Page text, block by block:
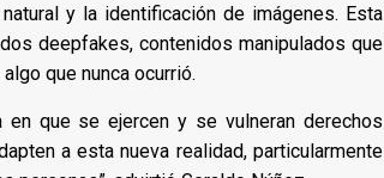
y la identificación de imágenes. Esta
deepfakes, contenidos manipulados que
que nunca ocurrió.
en que se ejercen y se vulneran derechos
a esta nueva realidad, particularmente